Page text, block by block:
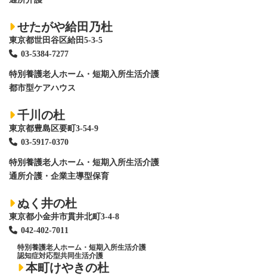
せたがや給田乃杜
東京都世田谷区給田5-3-5
03-5384-7277
特別養護老人ホーム ・短期入所生活介護
都市型ケアハウス
千川の杜
東京都豊島区要町3-54-9
03-5917-0370
特別養護老人ホーム ・短期入所生活介護
通所介護・企業主導型保育
ぬく井の杜
東京都小金井市貫井北町3-4-8
042-402-7011
特別養護老人ホーム ・短期入所生活介護
認知症対応型共同生活介護
本町けやきの杜